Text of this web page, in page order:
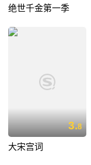
绝世千金第一季
3.8
大宋宫词